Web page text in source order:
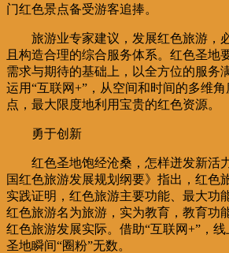
门红色景点备受游客追捧。
旅游业专家建议，发展红色旅游，
且构造合理的综合服务体系。红色圣地
需求与期待的基础上，以全方位的服务
运用“互联网+”，从空间和时间的多维
点，最大限度地利用宝贵的红色资源。
勇于创新
红色圣地饱经沧桑，怎样迸发新活
国红色旅游发展规划纲要》指出，红色
实践证明，红色旅游主要功能、最大功
红色旅游名为旅游，实为教育，教育功
红色旅游发展实际。借助“互联网+”，
圣地瞬间“圈粉”无数。